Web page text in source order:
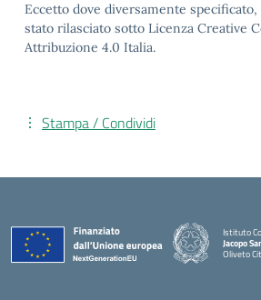
Eccetto dove diversamente
stato rilasciato sotto Licenza Creative
Attribuzione 4.0 Italia.
Stampa / Condividi
Istituto
Jacopo
Oliveto